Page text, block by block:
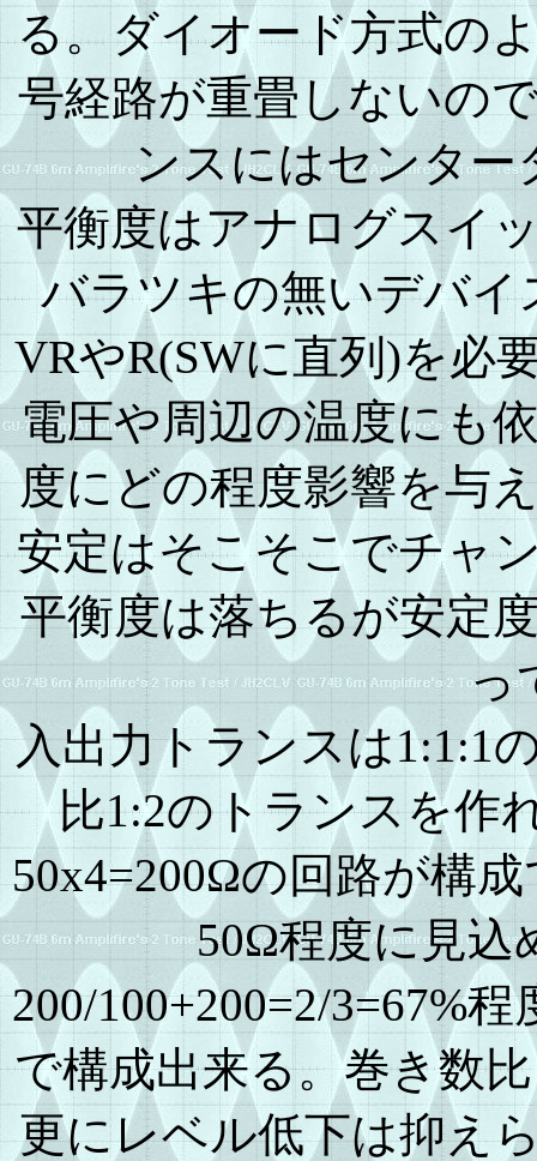
る。ダイオード方式の
号経路が重畳しないの
ンスにはセンター
平衡度はアナログスイ
バラツキの無いデバ
VRやR(SWに直列)を必
電圧や周辺の温度にも
度にどの程度影響を与
安定はそこそこでチャ
平衡度は落ちるが安定
っ
入出力トランスは1:1:1
比1:2のトランスを作
50x4=200Ωの回路が構
50Ω程度に見込
200/100+200=2/3=67%
で構成出来る。巻き数
更にレベル低下は抑え